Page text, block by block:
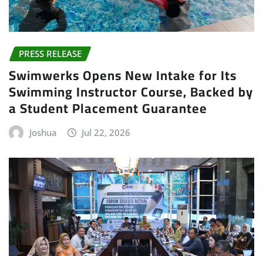
PRESS RELEASE
Swimwerks Opens New Intake for Its
Swimming Instructor Course, Backed by
a Student Placement Guarantee
Joshua Jul 22, 2026